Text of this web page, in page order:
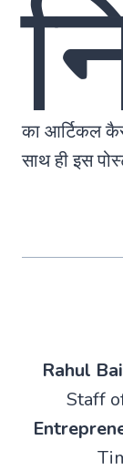
का आर्टिकल
साथ ही इस
Rahul
Staff